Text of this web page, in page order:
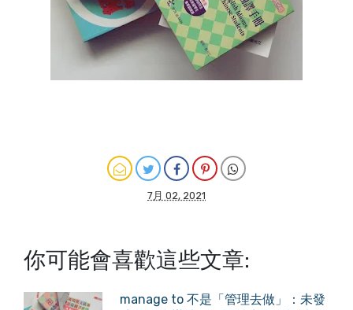
7月 02, 2021
你可能會喜歡這些文章:
manage to 不是「管理去做」：未發